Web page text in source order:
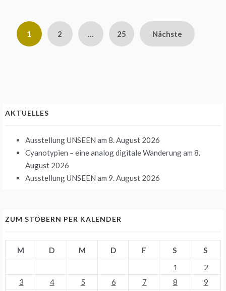
1 2 … 25 Nächste
AKTUELLES
Ausstellung UNSEEN am 8. August 2026
Cyanotypien – eine analog digitale Wanderungam 8.
August 2026
Ausstellung UNSEEN am 9. August 2026
ZUM STÖBERN PER KALENDER
M D M D F S
S
1
2
3
4 5 6 7 8
9